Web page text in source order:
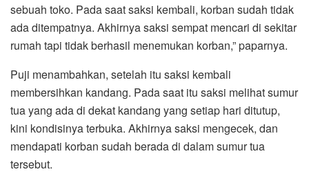
sebuah toko. Pada saat saksi kembali, korban sudah tidak
ada ditempatnya. Akhirnya saksi sempat mencari di sekitar
rumah tapi tidak berhasil menemukan korban,” paparnya.
Puji menambahkan, setelah itu saksi kembali
membersihkan kandang. Pada saat itu saksi melihat sumur
tua yang ada di dekat kandang yang setiap hari ditutup,
kini kondisinya terbuka. Akhirnya saksi mengecek, dan
mendapati korban sudah berada di dalam sumur tua
tersebut.